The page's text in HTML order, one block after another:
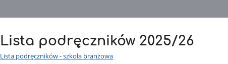
Lista podręczników 2025/26
Lista podręczników - szkoła branżowa